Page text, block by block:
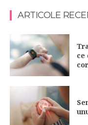
ARTICOLE
ce